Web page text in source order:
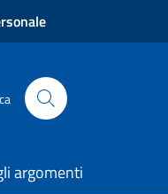
argomenti